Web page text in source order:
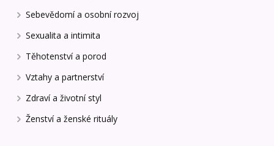
Sebevědomí a osobní rozvoj
Sexualita a intimita
Těhotenství a porod
Vztahy a partnerství
Zdraví a životní styl
Ženství a ženské rituály